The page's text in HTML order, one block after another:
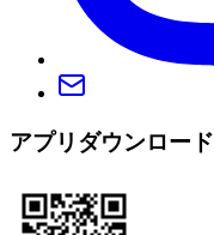
アプリダウンロード